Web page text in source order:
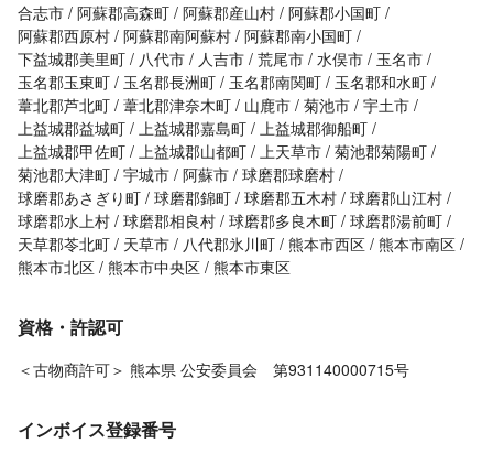
合志市 阿蘇郡高森町 阿蘇郡産山村 阿蘇郡小国町
阿蘇郡西原村 阿蘇郡南阿蘇村 阿蘇郡南小国町
下益城郡美里町
八代市 人吉市 荒尾市 水俣市
玉名市
玉名郡玉東町
玉名郡長洲町 玉名郡南関町
玉名郡和水町
葦北郡芦北町 葦北郡津奈木町 山鹿市 菊池市 宇土市
上益城郡益城町 上益城郡嘉島町 上益城郡御船町
上益城郡甲佐町 上益城郡山都町 上天草市 菊池郡菊陽町
菊池郡大津町 宇城市 阿蘇市 球磨郡球磨村
球磨郡あさぎり町 球磨郡錦町 球磨郡五木村 球磨郡山江村
球磨郡水上村 球磨郡相良村 球磨郡多良木町 球磨郡湯前町
天草郡苓北町
天草市 八代郡氷川町 熊本市西区 熊本市南区
熊本市北区 熊本市中央区 熊本市東区
資格・許認可
＜古物商許可＞ 熊本県 公安委員会 第931140000715号
インボイス登録番号